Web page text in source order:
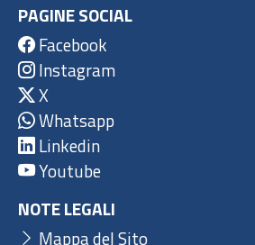
PAGINE SOCIAL
Facebook
Instagram
X
Whatsapp
Linkedin
Youtube
NOTE LEGALI
Mappa del Sito